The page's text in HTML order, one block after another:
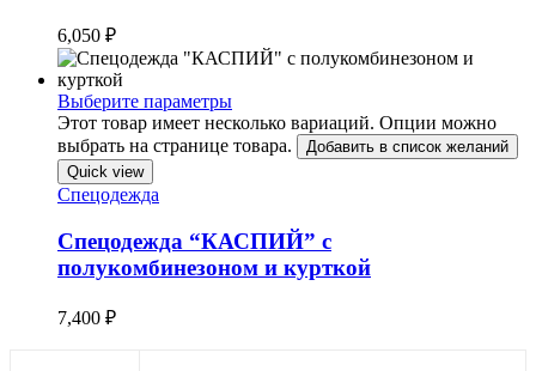
6,050 ₽
Выберите параметры
Этот товар имеет несколько вариаций. Опции можно
выбрать на странице товара.
Добавить в список желаний
Quick view
Спецодежда
Спецодежда “КАСПИЙ” c
полукомбинезоном и курткой
7,400 ₽